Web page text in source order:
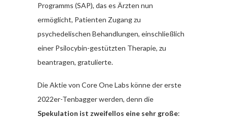
Programms (SAP), das es Ärzten nun
ermöglicht, Patienten Zugang zu
psychedelischen Behandlungen, einschließlich
einer Psilocybin-gestützten Therapie, zu
beantragen, gratulierte.
Die Aktie von Core One Labs könne der erste
2022er-Tenbagger werden, denn die
Spekulation ist zweifellos eine sehr große: